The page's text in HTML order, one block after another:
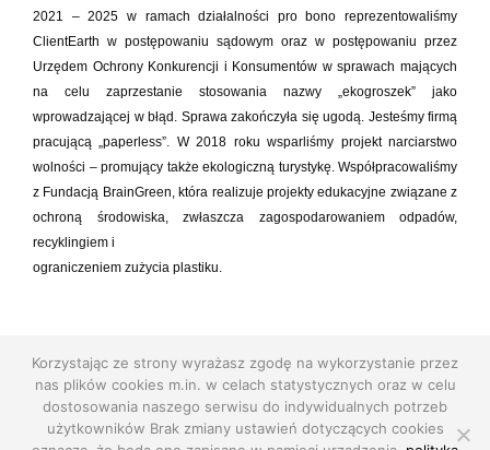
2021 – 2025 w ramach działalności pro bono reprezentowaliśmy
ClientEarth w postępowaniu sądowym oraz w postępowaniu przez
Urzędem Ochrony Konkurencji i Konsumentów w sprawach mających
na celu zaprzestanie stosowania nazwy „ekogroszek” jako
wprowadzającej w błąd. Sprawa zakończyła się ugodą. Jesteśmy firmą
pracującą „paperless”. W 2018 roku wsparliśmy projekt narciarstwo
wolności – promujący także ekologiczną turystykę. Współpracowaliśmy
z Fundacją BrainGreen, która realizuje projekty edukacyjne związane z
ochroną środowiska, zwłaszcza zagospodarowaniem odpadów,
recyklingiem i
ograniczeniem zużycia plastiku.
Korzystając ze strony wyrażasz zgodę na wykorzystanie przez
nas plików cookies m.in. w celach statystycznych oraz w celu
dostosowania naszego serwisu do indywidualnych potrzeb
użytkowników Brak zmiany ustawień dotyczących cookies